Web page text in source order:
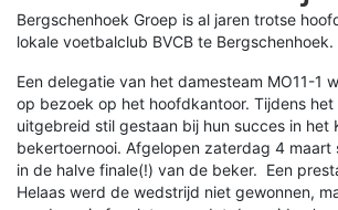
Bergschenhoek Groep is al jaren trotse
lokale voetbalclub BVCB te Bergschenhoek.
Een delegatie van het damesteam MO11-1
op bezoek op het hoofdkantoor. Tijdens
uitgebreid stil gestaan bij hun succes in het
bekertoernooi. Afgelopen zaterdag 4 maart
in de halve finale(!) van de beker. Een
Helaas werd de wedstrijd niet gewonnen,